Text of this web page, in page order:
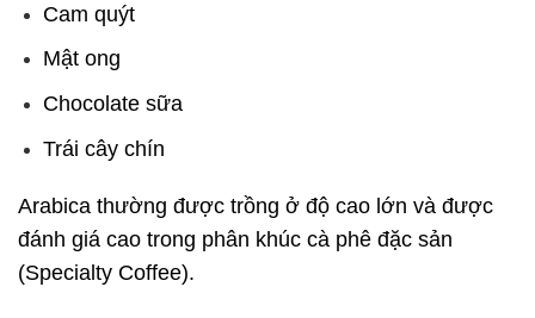
Cam quýt
Mật ong
Chocolate sữa
Trái cây chín
Arabica thường được trồng ở độ cao lớn và được
đánh giá cao trong phân khúc cà phê đặc sản
(Specialty Coffee).